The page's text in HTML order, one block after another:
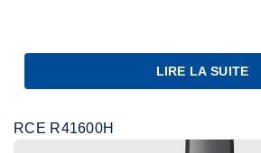
LIRE LA SUITE
RCE R41600H